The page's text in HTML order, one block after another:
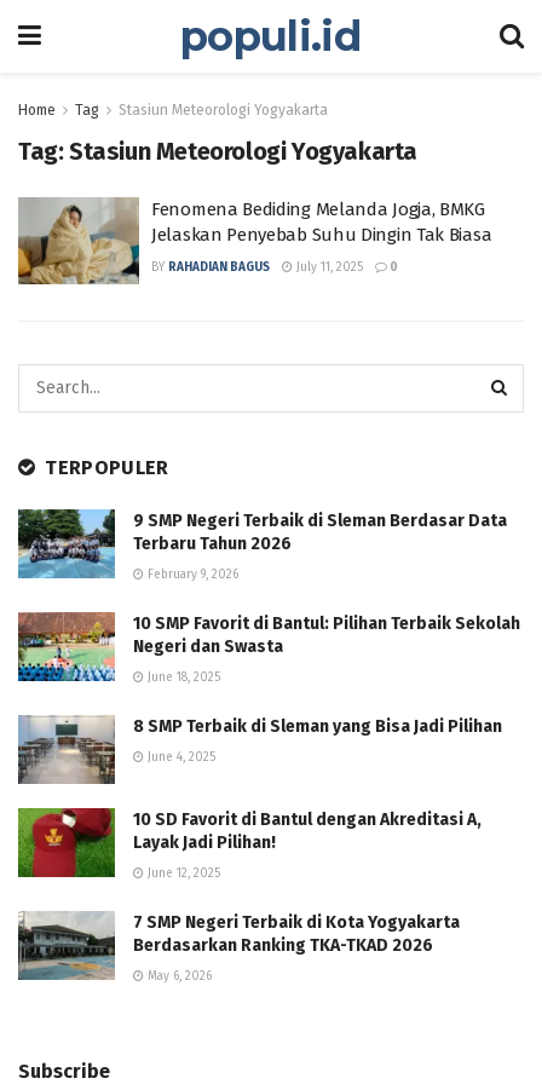
populi.id
Home Tag Stasiun Meteorologi Yogyakarta
Tag:Stasiun Meteorologi Yogyakarta
Fenomena Bediding Melanda Jogja, BMKG
Jelaskan Penyebab Suhu Dingin Tak Biasa
BY RAHADIAN BAGUS July 11, 2025 0
TERPOPULER
9 SMP Negeri Terbaik di Sleman Berdasar Data
Terbaru Tahun 2026
February 9, 2026
10 SMP Favorit di Bantul: Pilihan Terbaik Sekolah
Negeri dan Swasta
June 18, 2025
8 SMP Terbaik di Sleman yang Bisa Jadi Pilihan
June 4, 2025
10 SD Favorit di Bantul dengan Akreditasi A,
Layak Jadi Pilihan!
June 12, 2025
7 SMP Negeri Terbaik di Kota Yogyakarta
Berdasarkan Ranking TKA-TKAD 2026
May 6, 2026
Subscribe